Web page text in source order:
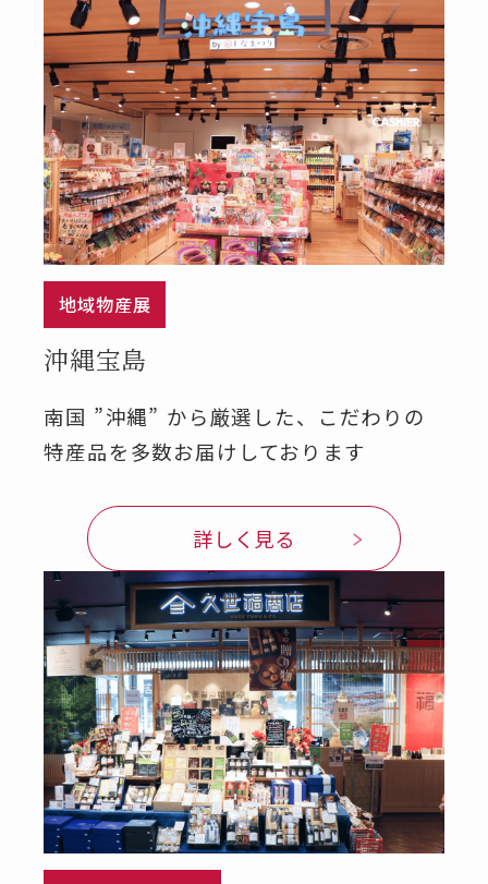
地域物産展
沖縄宝島
南国 ”沖縄” から厳選した、こだわりの
特産品を多数お届けしております
詳しく見る